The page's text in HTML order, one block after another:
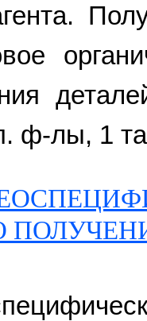
ф-лы, 1